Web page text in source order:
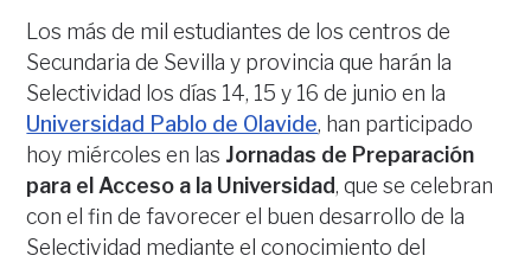
Los más de mil estudiantes de los centros de
Secundaria de Sevilla y provincia que harán la
Selectividad los días 14, 15 y 16 de junio en la
Universidad Pablo de Olavide, han participado
hoy miércoles en las Jornadas de Preparación
para el Acceso a la Universidad, que se celebran
con el fin de favorecer el buen desarrollo de la
Selectividad mediante el conocimiento del